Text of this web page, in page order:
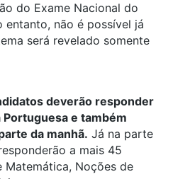
do Exame Nacional do
entanto, não é possível já
será revelado somente
deverão responder
e também
da manhã. Já na parte
a mais 45
Noções de